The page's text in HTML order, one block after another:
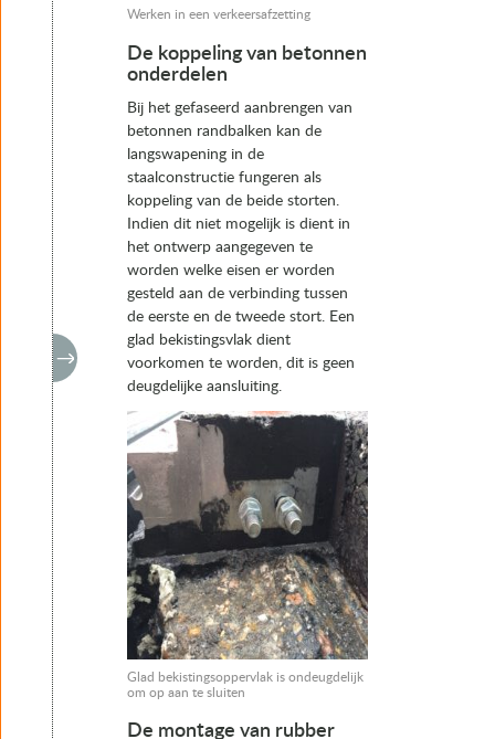
Werken in een verkeersafzetting
De koppeling van betonnen
onderdelen
Bij het gefaseerd aanbrengen van
betonnen randbalken kan de
langswapening in de
staalconstructie fungeren als
koppeling van de beide storten.
Indien dit niet mogelijk is dient in
het ontwerp aangegeven te
worden welke eisen er worden
gesteld aan de verbinding tussen
de eerste en de tweede stort. Een
glad bekistingsvlak dient
voorkomen te worden, dit is geen
deugdelijke aansluiting.
Glad bekistingsoppervlak is ondeugdelijk
om op aan te sluiten
De montage van rubber